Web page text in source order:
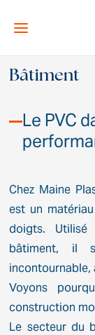
Bâtiment
Le PVC
Chez Maine
est un
doigts. Utilisé
bâtiment, il
incontournable,
Voyons
construction
Le secteur du